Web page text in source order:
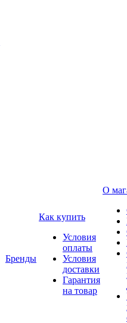
Бренды
Как купить
Условия
оплаты
Условия
доставки
Гарантия
на товар
О